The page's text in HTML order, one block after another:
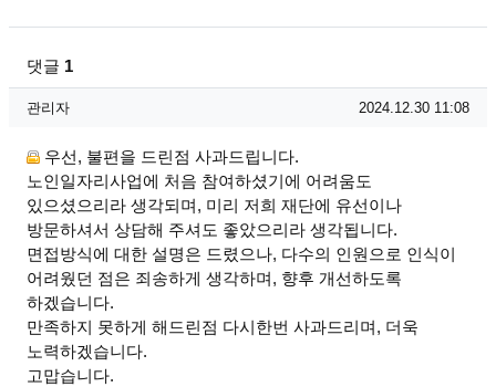
댓글 1
관리자님의 댓글
작성자
관리자 작성일
2024.12.30 11:08
우선, 불편을 드린점 사과드립니다.
노인일자리사업에 처음 참여하셨기에 어려움도
있으셨으리라 생각되며, 미리 저희 재단에 유선이나
방문하셔서 상담해 주셔도 좋았으리라 생각됩니다.
면접방식에 대한 설명은 드렸으나, 다수의 인원으로 인식이
어려웠던 점은 죄송하게 생각하며, 향후 개선하도록
하겠습니다.
만족하지 못하게 해드린점 다시한번 사과드리며, 더욱
노력하겠습니다.
고맙습니다.